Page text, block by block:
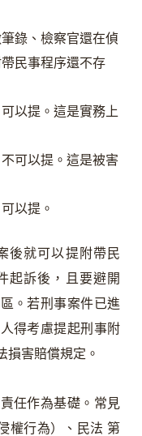
錄、檢察官還在偵
民事程序還不存
以提。這是實務上
可以提。這是被害
以提。
後就可以提附帶民
起訴後，且要避開
。若刑事案件已進
得考慮提起刑事附
損害賠償規定。
任作為基礎。常見
權行為）、民法 第